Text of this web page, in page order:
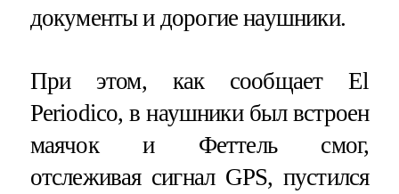
документы и дорогие наушники.
При этом, как сообщает El
Periodico, в наушники был встроен
маячок и Феттель смог,
отслеживая сигнал GPS, пустился